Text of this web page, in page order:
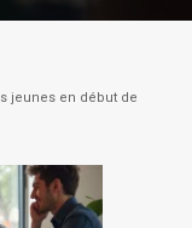
jeunes en début de